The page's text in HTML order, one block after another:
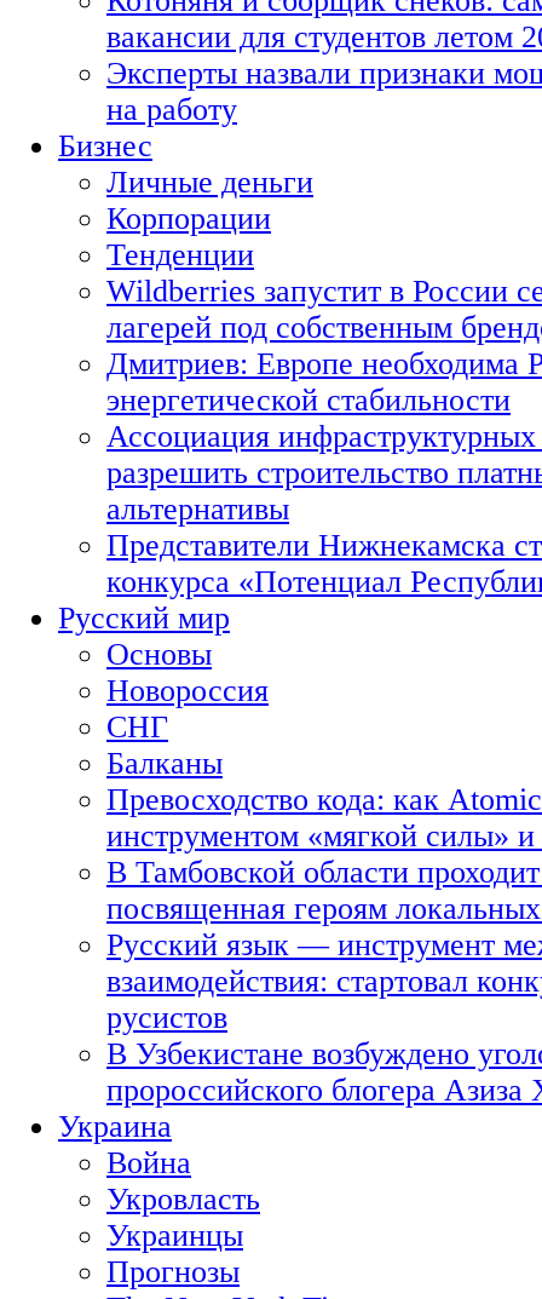
вакансии для студентов летом
Эксперты назвали признаки
на работу
Бизнес
Личные деньги
Корпорации
Тенденции
Wildberries запустит в России
лагерей под собственным
Дмитриев: Европе необходима
энергетической стабильности
Ассоциация
разрешить строительство
альтернативы
Представители Нижнекамска
конкурса «Потенциал
Русский мир
Основы
Новороссия
СНГ
Балканы
Превосходство кода: как
инструментом «мягкой силы» и
В Тамбовской области
посвященная героям
Русский язык — инструмент
взаимодействия: стартовал
русистов
В Узбекистане возбуждено
пророссийского блогера Азиза
Украина
Война
Укровласть
Украинцы
Прогнозы